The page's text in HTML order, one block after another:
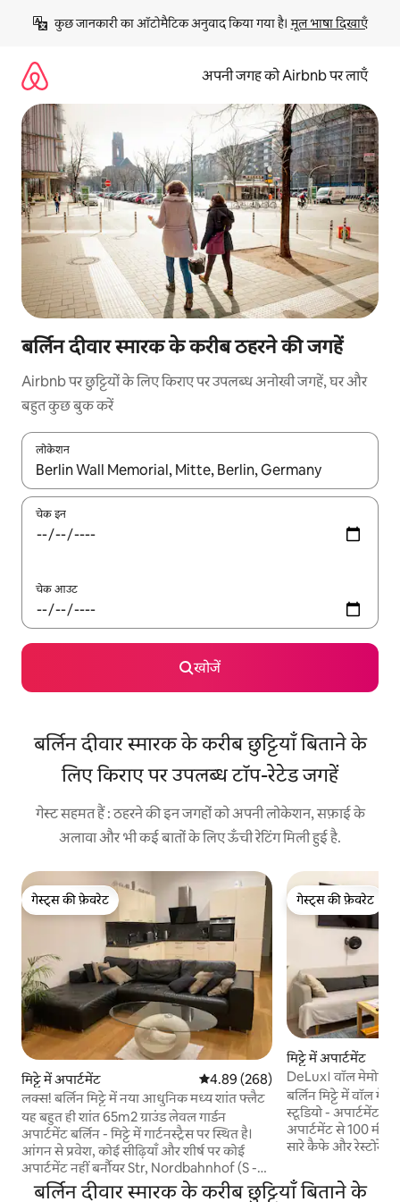
छोड़कर
कॉन्टेंट
कुछ जानकारी का ऑटोमैटिक अनुवाद किया गया है। मूल भाषा दिखाएँ
अपनी जगह को Airbnb पर लाएँ
बर्लिन दीवार स्मारक के करीब ठहरने की जगहें
Airbnb पर छुट्टियों के लिए किराए पर उपलब्ध अनोखी जगहें, घर और
बहुत कुछ बुक करें
लोकेशन
नतीजों के उपलब्ध होने पर, अप और डाउन 'ऐरो की' का इस्तेमाल करके नेविगेट
चेक इन
चेक आउट
खोजें
बर्लिन दीवार स्मारक के करीब छुट्टियाँ बिताने के
लिए किराए पर उपलब्ध टॉप-रेटेड जगहें
गेस्ट सहमत हैं : ठहरने की इन जगहों को अपनी लोकेशन, सफ़ाई के
अलावा और भी कई बातों के लिए ऊँची रेटिंग मिली हुई है.
गेस्ट्स की फ़ेवरेट
गेस्ट्स की फ़ेवरेट
मिट्टे में अपार्टमेंट औसत रेटिंग 5 में से 4.89, 268 समीक्षाएँ
4.89 (268)
लक्स! बर्लिन मिट्टे में नया आधुनिक मध्य शांत फ्लैट
यह बहुत ही शांत 65m2 ग्राउंड लेवल गार्डन
अपार्टमेंट बर्लिन - मिट्टे में गार्टनस्ट्रैस पर स्थित है।
आंगन से प्रवेश, कोई सीढ़ियाँ और शीर्ष पर कोई
अपार्टमेंट नहीं बर्नौयर Str, Nordbahnhof (S -
Bahn) और Naturkundemuseum (U -
गेस्ट्स की फ़ेवरेट
गेस्ट्स की फ़ेवरेट
मिट्टे में अपार्टमेंट
DeLux। वॉल
आरामदायक स्टूडियो
बर्लिन मिट्टे में वॉल
स्टूडियो -
अपार्टमेंट से 100
सारे कैफे और रेस्टोरेंट। अपार्टमेंट की लोकेशन। U -
सेंट्रल ट्रेन स्टेशन के
Rosenthaler Platz.
बर्लिन दीवार स्मारक के करीब छुट्टियाँ बिताने के